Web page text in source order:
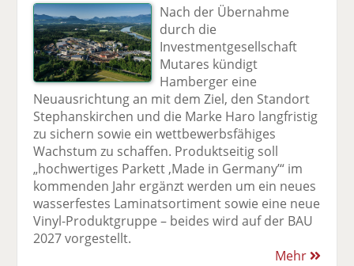
Nach der Übernahme
durch die
Investmentgesellschaft
Mutares kündigt
Hamberger eine
Neuausrichtung an mit dem Ziel, den Standort
Stephanskirchen und die Marke Haro langfristig
zu sichern sowie ein wettbewerbsfähiges
Wachstum zu schaffen. Produktseitig soll
„hochwertiges Parkett ,Made in Germany’“ im
kommenden Jahr ergänzt werden um ein neues
wasserfestes Laminatsortiment sowie eine neue
Vinyl-Produktgruppe – beides wird auf der BAU
2027 vorgestellt.
Mehr